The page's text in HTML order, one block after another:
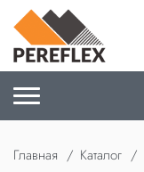
Главная Каталог